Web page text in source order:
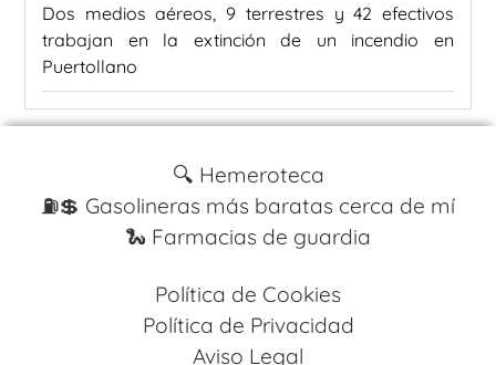
Dos medios aéreos, 9 terrestres y 42 efectivos
trabajan en la extinción de un incendio en
Puertollano
🔍 Hemeroteca
⛽️💲 Gasolineras más baratas cerca de mí
🐍 Farmacias de guardia
Política de Cookies
Política de Privacidad
Aviso Legal